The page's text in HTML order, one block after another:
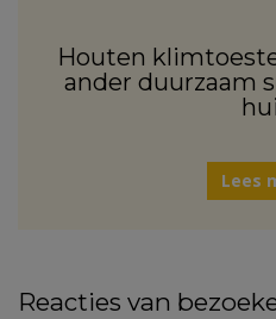
Houten
ander duurzaam
Lees
Reacties van